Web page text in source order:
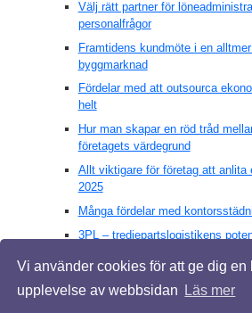
Vi använder cookies för att ge dig en
upplevelse av webbsidan
Läs mer
Välj rätt partner för
personalfrågor
Framtidens kundmöte i en
byggmarknad
Fördelar med att outsourca
helt
Hur man skapar en röd tråd
företagets värdegrund
Allt viktigare för företag att anlita
2025
Många fördelar med
3PL – tredjepartslogistikens
Solcellsparkens roll i modern
Revisorernas oumbärliga roll för